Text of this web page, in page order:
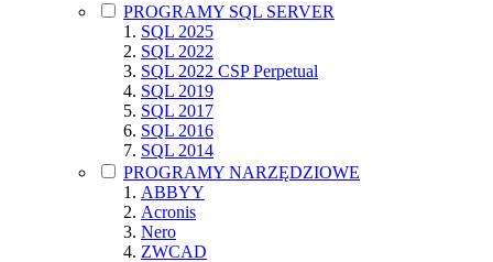
PROGRAMY SQL SERVER
SQL 2025
SQL 2022
SQL 2022 CSP Perpetual
SQL 2019
SQL 2017
SQL 2016
SQL 2014
PROGRAMY NARZĘDZIOWE
ABBYY
Acronis
Nero
ZWCAD